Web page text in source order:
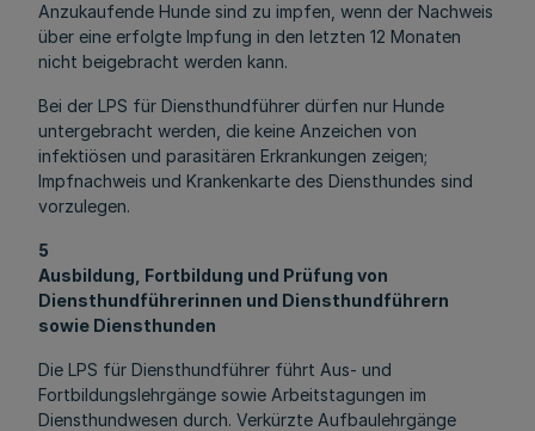
Anzukaufende Hunde sind zu impfen, wenn der Nachweis
über eine erfolgte Impfung in den letzten 12 Monaten
nicht beigebracht werden kann.
Bei der LPS für Diensthundführer dürfen nur Hunde
untergebracht werden, die keine Anzeichen von
infektiösen und parasitären Erkrankungen zeigen;
Impfnachweis und Krankenkarte des Diensthundes sind
vorzulegen.
5
Ausbildung, Fortbildung und Prüfung von
Diensthundführerinnen und Diensthundführern
sowie Diensthunden
Die LPS für Diensthundführer führt Aus- und
Fortbildungslehrgänge sowie Arbeitstagungen im
Diensthundwesen durch. Verkürzte Aufbaulehrgänge